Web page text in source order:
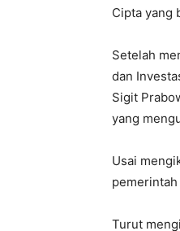
Cipta yang
Setelah
dan
Sigit
yang
Usai
Turut